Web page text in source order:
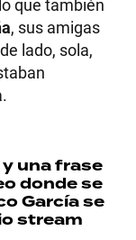
que también
, sus amigas
lado, sola,
una frase
donde se
García se
stream